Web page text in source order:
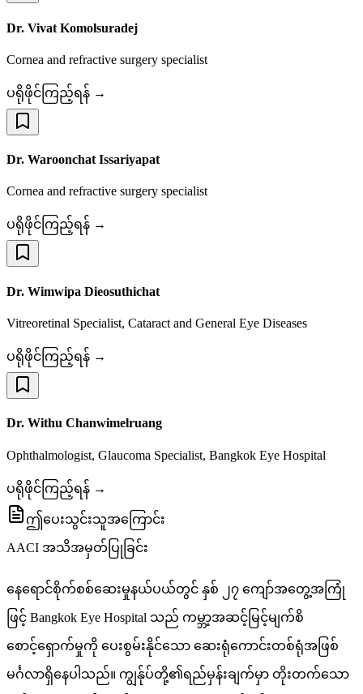
Dr. Vivat Komolsuradej
Cornea and refractive surgery specialist
ပရိုဖိုင်ကြည့်ရန် →
Dr. Waroonchat Issariyapat
Cornea and refractive surgery specialist
ပရိုဖိုင်ကြည့်ရန် →
Dr. Wimwipa Dieosuthichat
Vitreoretinal Specialist, Cataract and General Eye Diseases
ပရိုဖိုင်ကြည့်ရန် →
Dr. Withu Chanwimelruang
Ophthalmologist, Glaucoma Specialist, Bangkok Eye Hospital
ပရိုဖိုင်ကြည့်ရန် →
ဤပေးသွင်းသူအကြောင်း
AACI အသိအမှတ်ပြုခြင်း
နေရောင်စိုက်စစ်ဆေးမှုနယ်ပယ်တွင် နှစ် ၂၇ ကျော်အတွေ့အကြုံ
ဖြင့် Bangkok Eye Hospital သည် ကမ္ဘာ့အဆင့်မြင့်မျက်စိ
စောင့်ရှောက်မှုကို ပေးစွမ်းနိုင်သော ဆေးရုံကောင်းတစ်ရုံအဖြစ်
မင်္ဂလာရှိနေပါသည်။ ကျွန်ုပ်တို့၏ရည်မှန်းချက်မှာ တိုးတက်သော